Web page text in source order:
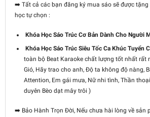
➡️ Tất cả các bạn đăng ký mua sáo sẽ được
học tự chọn :
Khóa Học Sáo Trúc Cơ Bản Dành Cho Người
Khóa Học Sáo Trúc Siêu Tốc Ca Khúc Tuyển
toàn bộ Beat Karaoke chất lượng tốt nhất rất
Gió, Hãy trao cho anh, Độ ta không độ nàng,
Attention, Em gái mưa, Nữ nhi tình, Thần
duyên Bèo dạt mây trôi )
➡️ Bảo Hành Trọn Đời, Nếu chưa hài lòng về sản